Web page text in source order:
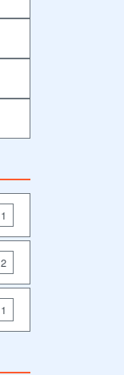
1
2
1